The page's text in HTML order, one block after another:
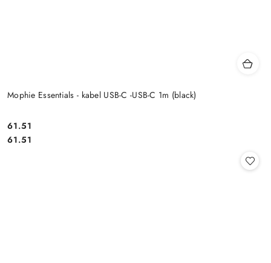
Mophie Essentials - kabel USB-C -USB-C 1m (black)
Cena:
61.51
Cena:
61.51